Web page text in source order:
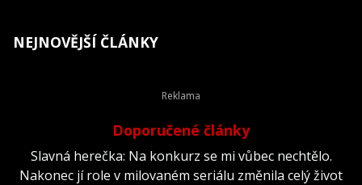
NEJNOVĚJŠÍ ČLÁNKY
Doporučené články
Slavná herečka: Na konkurz se mi vůbec nechtělo.
Nakonec jí role v milovaném seriálu změnila celý život